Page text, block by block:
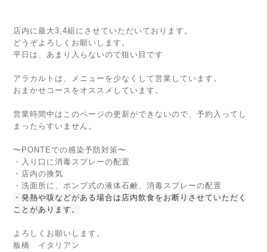
店内に最大3,4組にさせていただいております。
どうぞよろしくお願いします。
平日は、あまり入らないので狙い目です
アラカルトは、メニューを少なくして営業しています。
おまかせコースをオススメしています。
営業時間中はこのページの更新ができないので、予約入ってし
まったらすいません。
〜PONTEでの感染予防対策〜
・入り口に消毒スプレーの配置
・店内の換気
・洗面所に、ポンプ式の液体石鹸、消毒スプレーの配置
・発熱や咳などがある場合は店内飲食をお断りさせていただく
ことがあります。
よろしくお願いします。
板橋 イタリアン